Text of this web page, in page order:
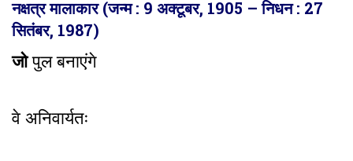
नक्षत्र मालाकार (जन्म : 9 अक्टूबर, 1905 – निधन : 27
सितंबर, 1987)
जोपुल बनाएंगे
वे अनिवार्यतः